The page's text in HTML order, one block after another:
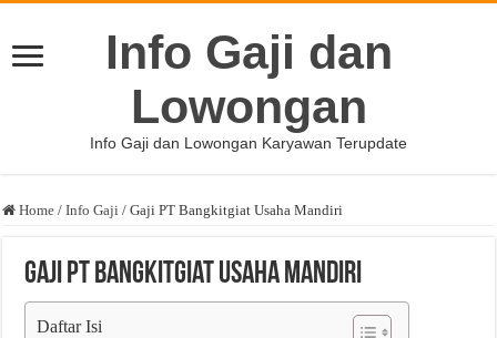
Info Gaji dan
Lowongan
Info Gaji dan Lowongan Karyawan Terupdate
Home / Info Gaji / Gaji PT Bangkitgiat Usaha Mandiri
Gaji PT Bangkitgiat Usaha Mandiri
Daftar Isi